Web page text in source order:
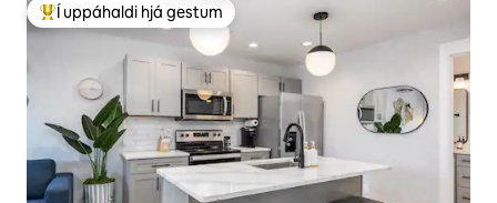
Í mestu uppáhaldi hjá gestum
Í uppáhaldi hjá gestum